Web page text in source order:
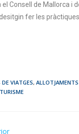
el Consell de Mallorca i
fer les
DE VIATGES,